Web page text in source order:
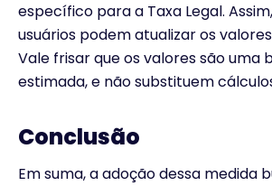
específico para a Taxa Legal.
usuários podem atualizar os
Vale frisar que os valores são uma
estimada, e não substituem
Conclusão
Em suma, a adoção dessa medida